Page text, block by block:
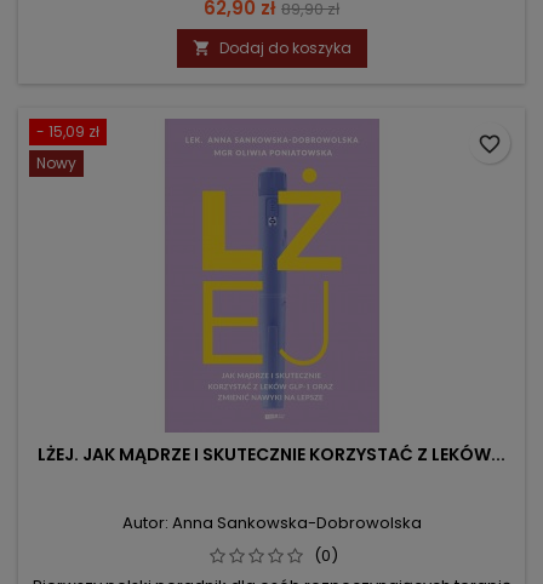
Cena
62,90 zł Cena
podstawowa
89,90 zł
 Dodaj do koszyka
- 15,09 zł
Nowy
LŻEJ. JAK MĄDRZE I SKUTECZNIE KORZYSTAĆ Z LEKÓW...
Autor: Anna Sankowska-Dobrowolska
(0)
favorite_border